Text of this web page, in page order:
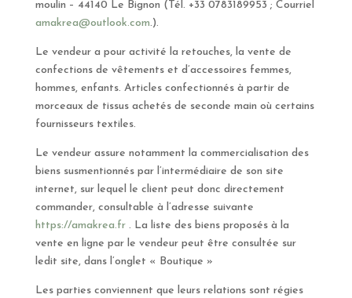
moulin – 44140 Le Bignon (Tél. +33 0783189953 ; Courriel
amakrea@outlook.com.).
Le vendeur a pour activité la retouches, la vente de
confections de vêtements et d’accessoires femmes,
hommes, enfants. Articles confectionnés à partir de
morceaux de tissus achetés de seconde main où certains
fournisseurs textiles.
Le vendeur assure notamment la commercialisation des
biens susmentionnés par l’intermédiaire de son site
internet, sur lequel le client peut donc directement
commander, consultable à l’adresse suivante
https://amakrea.fr. La liste des biens proposés à la
vente en ligne par le vendeur peut être consultée sur
ledit site, dans l’onglet « Boutique »
Les parties conviennent que leurs relations sont régies